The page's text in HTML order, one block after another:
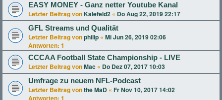
EASY MONEY - Ganz netter Youtube Kanal
Letzter Beitrag von Kalefeld2 « Do Aug 22, 2019 22:17
GFL Streams und Qualität
Letzter Beitrag vonphilip « Mi Jun 26, 2019 02:06
Antworten: 1
CCCAA Football State Championship - LIVE
Letzter Beitrag vonMac « Do Dez 07, 2017 10:03
Umfrage zu neuem NFL-Podcast
Letzter Beitrag vonthe MaD « Fr Nov 10, 2017 14:02
Antworten: 1